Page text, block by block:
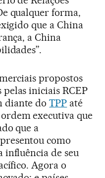
qualquer forma,
que a China
a China
propostos
iniciais RCEP
diante doTPP até
executiva que
que a
como
influência de seu
Agora o